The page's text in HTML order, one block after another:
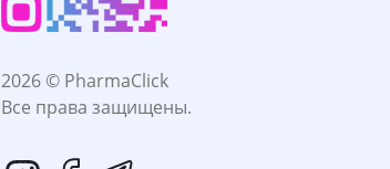
2026 © PharmaClick
Все права защищены.